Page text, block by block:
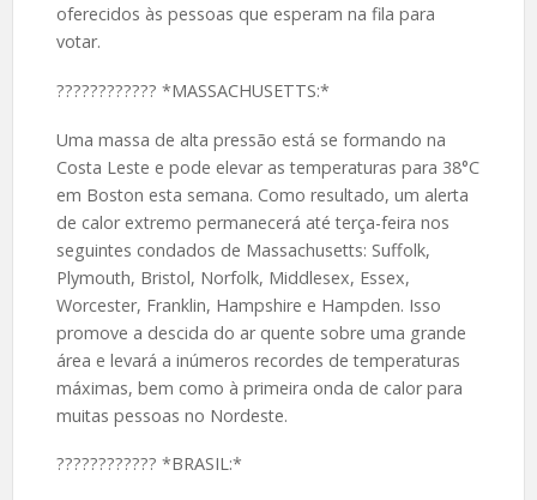
oferecidos às pessoas que esperam na fila para
votar.
????️???????? *MASSACHUSETTS:*
Uma massa de alta pressão está se formando na
Costa Leste e pode elevar as temperaturas para 38°C
em Boston esta semana. Como resultado, um alerta
de calor extremo permanecerá até terça-feira nos
seguintes condados de Massachusetts: Suffolk,
Plymouth, Bristol, Norfolk, Middlesex, Essex,
Worcester, Franklin, Hampshire e Hampden. Isso
promove a descida do ar quente sobre uma grande
área e levará a inúmeros recordes de temperaturas
máximas, bem como à primeira onda de calor para
muitas pessoas no Nordeste.
????️???????? *BRASIL:*